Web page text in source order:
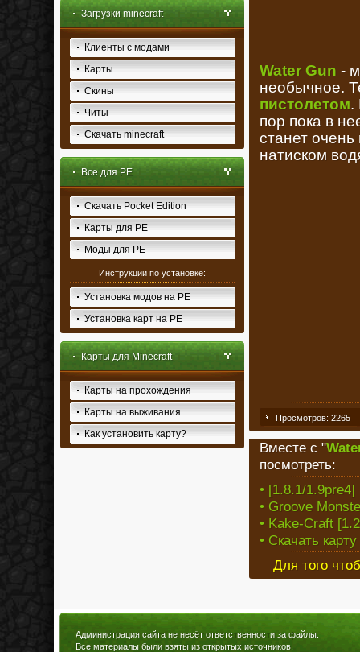
Загрузки minecraft
Клиенты с модами
Карты
Скины
Читы
Скачать minecraft
Все для PE
Скачать Pocket Edition
Карты для PE
Моды для PE
Инструкции по установке:
Установка модов на PE
Установка карт на PE
Карты для Minecraft
Карты на прохождения
Карты на выживания
Как установить карту?
Water Gun -
необычное.
пистолетом.
пор пока в
станет
натиском
Просмотров: 2265
Вместе с "
посмотреть:
• [1.8.1/
• Groove
• Kake-Craft
• Скачать
Для того
Администрация сайта не несёт ответственности за файлы.
Все материалы были взяты из открытых источников.